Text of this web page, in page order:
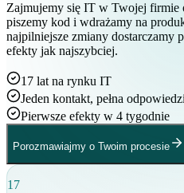
Zajmujemy się IT w Twojej firmie
piszemy kod i wdrażamy na
najpilniejsze zmiany dostarczamy
efekty jak najszybciej.
17 lat na rynku IT
Jeden kontakt, pełna
Pierwsze efekty w 4 tygodnie
Porozmawiajmy o Twoim procesie
17